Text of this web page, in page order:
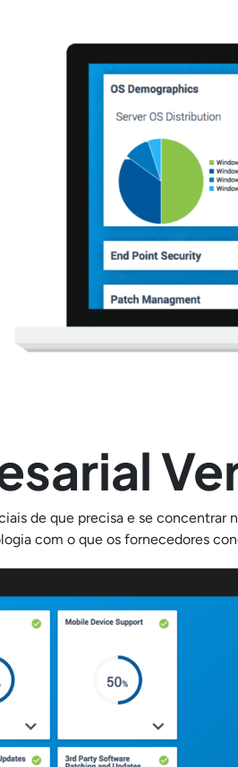
de que precisa e se
com o que os fornecedores